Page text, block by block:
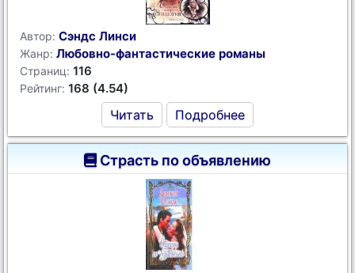
Автор: Сэндс Линси
Жанр: Любовно-фантастические романы
Страниц: 116
Рейтинг: 168 (4.54)
Читать Подробнее
Страсть по объявлению